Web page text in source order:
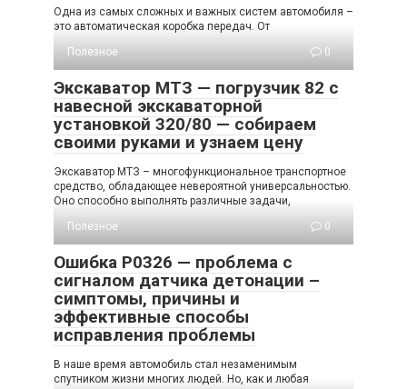
Одна из самых сложных и важных систем автомобиля –
это автоматическая коробка передач. От
Полезное
0
Экскаватор МТЗ — погрузчик 82 с
навесной экскаваторной
установкой 320/80 — собираем
своими руками и узнаем цену
Экскаватор МТЗ – многофункциональное транспортное
средство, обладающее невероятной универсальностью.
Оно способно выполнять различные задачи,
Полезное
0
Ошибка P0326 — проблема с
сигналом датчика детонации –
симптомы, причины и
эффективные способы
исправления проблемы
В наше время автомобиль стал незаменимым
спутником жизни многих людей. Но, как и любая